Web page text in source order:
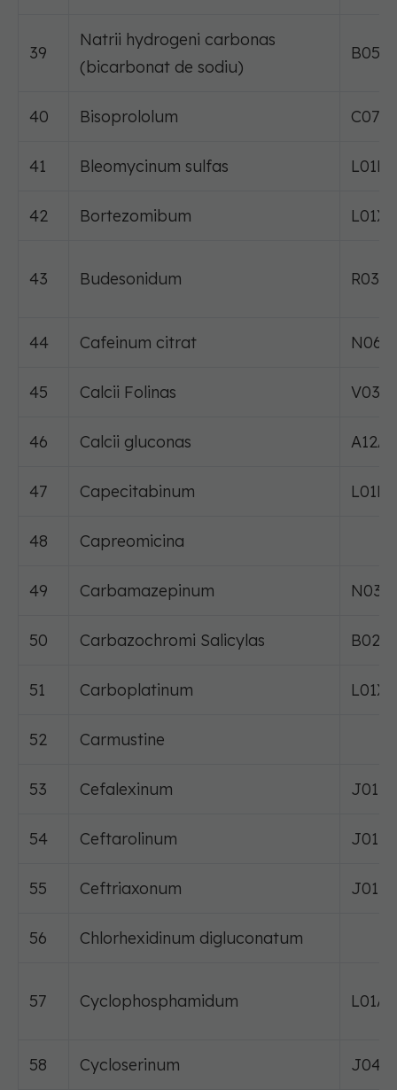
39
Natrii hydrogeni carbonas
(bicarbonat de sodiu)
40 Bisoprololum
41 Bleomycinum sulfas
42 Bortezomibum
43 Budesonidum
44 Cafeinum citrat
45 Calcii Folinas
46 Calcii gluconas
47 Capecitabinum
48 Capreomicina
49 Carbamazepinum
50 Carbazochromi Salicylas
51 Carboplatinum
52 Carmustine
53 Cefalexinum
54 Ceftarolinum
55 Ceftriaxonum
56 Chlorhexidinum digluconatum
57 Cyclophosphamidum
58 Cycloserinum